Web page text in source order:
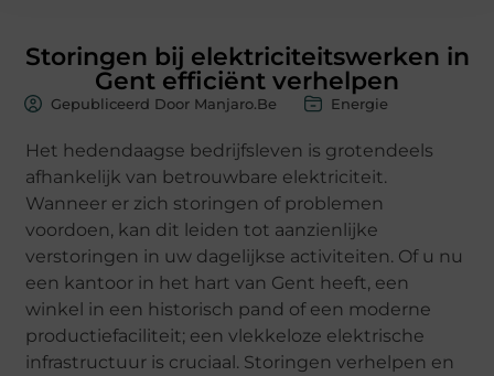
Storingen bij elektriciteitswerken in
Gent efficiënt verhelpen
Gepubliceerd Door Manjaro.be Energie
Het hedendaagse bedrijfsleven is grotendeels
afhankelijk van betrouwbare elektriciteit.
Wanneer er zich storingen of problemen
voordoen, kan dit leiden tot aanzienlijke
verstoringen in uw dagelijkse activiteiten. Of u nu
een kantoor in het hart van Gent heeft, een
winkel in een historisch pand of een moderne
productiefaciliteit; een vlekkeloze elektrische
infrastructuur is cruciaal. Storingen verhelpen en